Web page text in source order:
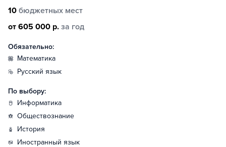
10 бюджетных мест
от 605 000 р. за год
Обязательно:
математика
русский язык
По выбору:
информатика
обществознание
история
иностранный язык